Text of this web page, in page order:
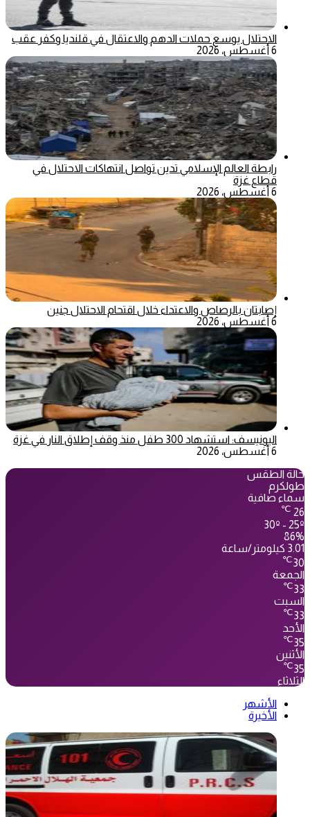
الاحتلال يوسع حملات الدهم والاعتقال في قلنديا وكفر عقب
6 أغسطس، 2026
رابطة العالم الإسلامي تدين تواصل انتهاكات الاحتلال في
قطاع غزة
6 أغسطس، 2026
إصابتان بالرصاص والاعتداء خلال اقتحام الاحتلال جنين
6 أغسطس، 2026
اليونيسف: استشهاد 300 طفل منذ وقف إطلاق النار في غزة
6 أغسطس، 2026
حالة الطقس
طولكرم
سماء صافية
26
℃
30º - 25º
86%
3.01 كيلومتر/ساعة
30
℃
الجمعة
33
℃
السبت
33
℃
الأحد
35
℃
الأثنين
35
℃
الثلاثاء
الأشهر
الأخيرة